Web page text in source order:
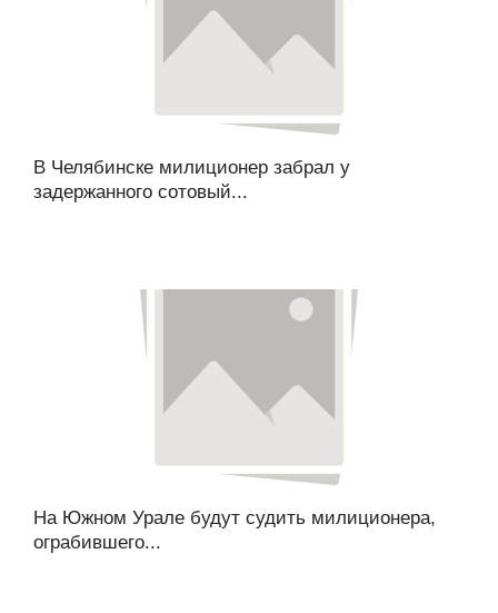
В Челябинске милиционер забрал у
задержанного сотовый...
На Южном Урале будут судить милиционера,
ограбившего...